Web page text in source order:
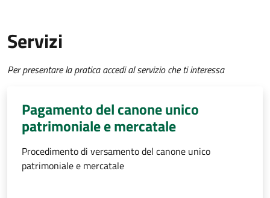
Servizi
Per presentare la pratica accedi al servizio che ti interessa
Pagamento del canone unico
patrimoniale e mercatale
Procedimento di versamento del canone unico
patrimoniale e mercatale